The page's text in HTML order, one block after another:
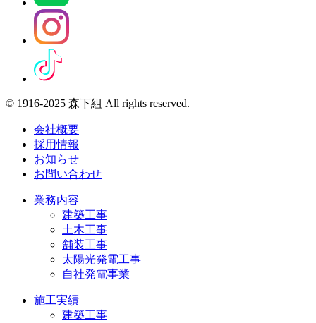
© 1916-2025 森下組 All rights reserved.
会社概要
採用情報
お知らせ
お問い合わせ
業務内容
建築工事
土木工事
舗装工事
太陽光発電工事
自社発電事業
施工実績
建築工事